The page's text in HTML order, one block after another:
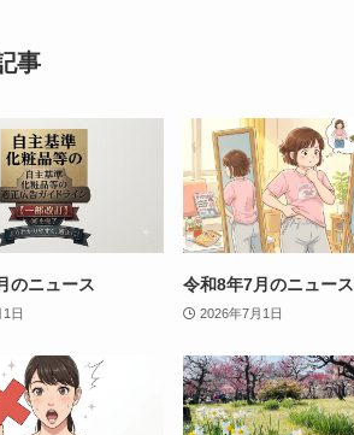
事
のニュース
日
令和8年7月のニュース
2026年7月1日